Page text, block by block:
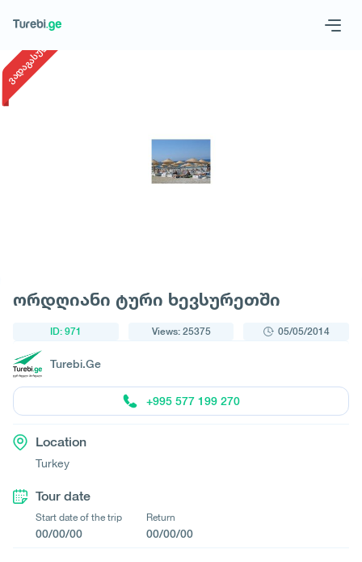
Request a tour
ვადაგასული
ორდღიანი ტური ხევსურეთში
ID: 971 Views: 25375 05/05/2014
Turebi.Ge
+995 577 199 270
Location
Turkey
Tour date
Start date of the trip
00/00/00
Return
00/00/00